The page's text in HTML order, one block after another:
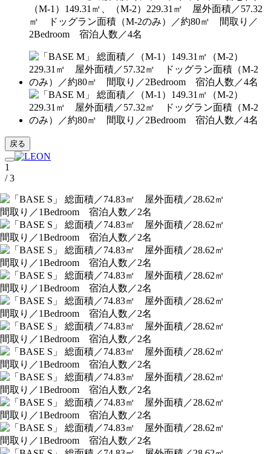
（M-1）149.31㎡、（M-2）229.31㎡ 屋外面積／57.32
㎡ ドッグラン面積（M-2のみ）／約80㎡ 間取り／
2Bedroom 宿泊人数／4名
戻る
1
/ 3